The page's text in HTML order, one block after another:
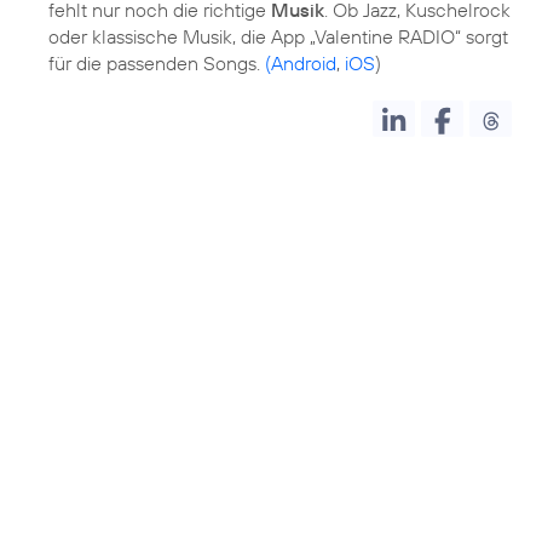
fehlt nur noch die richtige Musik . Ob Jazz, Kuschelrock
oder klassische Musik, die App „Valentine RADIO“ sorgt
für die passenden Songs. (Android, iOS)